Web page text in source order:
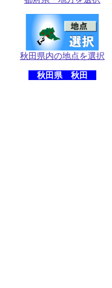
秋田県内の地点を選択
秋田県 秋田